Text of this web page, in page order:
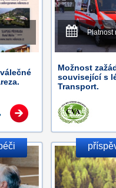
Platnost
Možnost
související s
Transport.